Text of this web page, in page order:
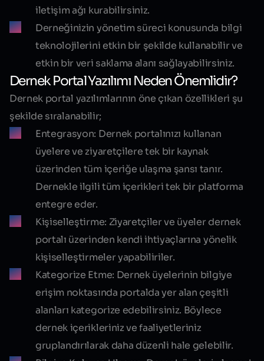
iletişim ağı kurabilirsiniz.
Derneğinizin yönetim süreci konusunda bilgi
teknolojilerini etkin bir şekilde kullanabilir ve
etkin bir veri saklama alanı sağlayabilirsiniz.
Dernek Portal Yazılımı Neden Önemlidir?
Dernek portal yazılımlarının öne çıkan özellikleri şu
şekilde sıralanabilir;
Entegrasyon: Dernek portalınızı kullanan
üyelere ve ziyaretçilere tek bir kaynak
üzerinden tüm içeriğe ulaşma şansı tanır.
Dernekle ilgili tüm içerikleri tek bir platforma
entegre eder.
Kişiselleştirme: Ziyaretçiler ve üyeler dernek
portalı üzerinden kendi ihtiyaçlarına yönelik
kişiselleştirmeler yapabiliriler.
Kategorize Etme: Dernek üyelerinin bilgiye
erişim noktasında portalda yer alan çeşitli
alanları kategorize edebilirsiniz. Böylece
dernek içerikleriniz ve faaliyetleriniz
gruplandırılarak daha düzenli hale gelebilir.